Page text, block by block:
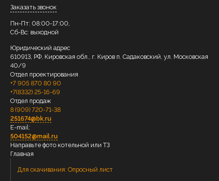
Заказать звонок
Пн-Пт: 08:00-17:00,
Сб-Вс: выходной
Юридический адрес
610913, РФ, Кировская обл., г. Киров п. Садаковский, ул. Московская
40/9
Отдел проектирования
+7 905 870 80 90
+7(8332) 25-16-69
Отдел продаж
8 (909) 720-71-38
251674@bk.ru
E-mail:
504152@mail.ru
Направьте фото котельной или ТЗ
Главная
Для скачивания: Опросный лист